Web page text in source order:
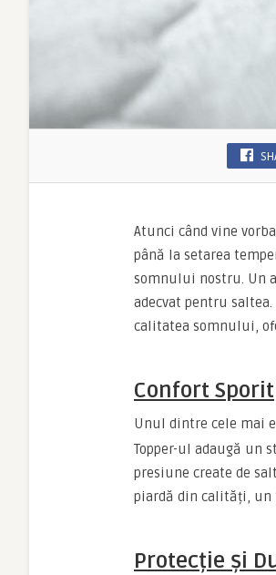
Atunci când vine
până la setarea
somnului nostru. Un
adecvat pentru
calitatea somnului,
Confort Sporit
Unul dintre cele mai
Topper-ul adaugă un
presiune create de
piardă din calități, un
Protecție și